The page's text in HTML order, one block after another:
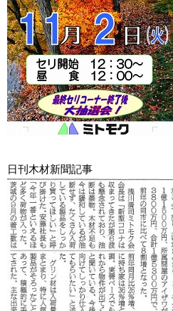
日刊木材新聞記事